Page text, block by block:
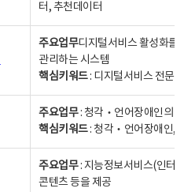
터, 추천데이터
주요업무디지털서비스 활성화를
관리하는 시스템
핵심키워드: 디지털서비스 전문
주요업무: 청각‧언어장애인의
핵심키워드: 청각‧언어장애인,
주요업무: 지능정보서비스(인터
콘텐츠 등을 제공